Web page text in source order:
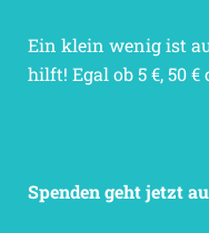
Ein klein wenig ist
hilft! Egal ob 5 €, 50 €
Spenden geht jetzt